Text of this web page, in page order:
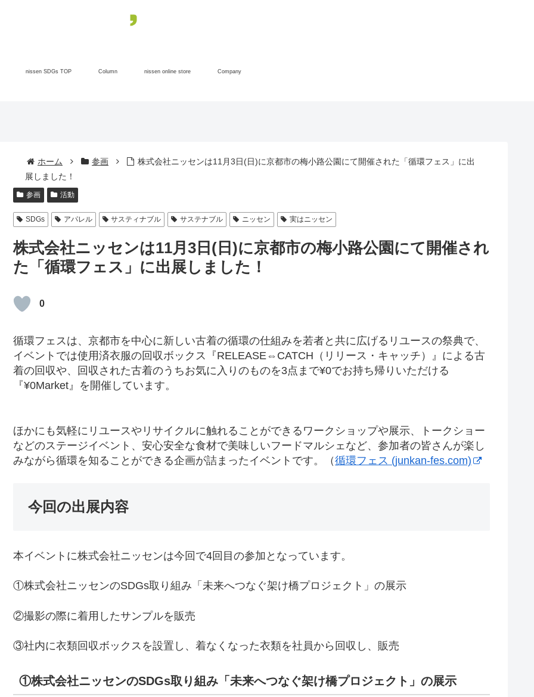
nissen SDGs TOP Column nissen online store Company
ホーム 参画
株式会社ニッセンは11月3日(日)に京都市の梅小路公園にて開催された「循環フェス」に出
展しました！
参画 活動
SDGs アパレル サスティナブル サステナブル ニッセン 実はニッセン
株式会社ニッセンは11月3日(日)に京都市の梅小路公園にて開催され
た「循環フェス」に出展しました！
0
循環フェスは、京都市を中心に新しい古着の循環の仕組みを若者と共に広げるリユースの祭典で、
イベントでは使用済衣服の回収ボックス『RELEASE⇔CATCH（リリース・キャッチ）』による古
着の回収や、回収された古着のうちお気に入りのものを3点まで¥0でお持ち帰りいただける
『¥0Market』を開催しています。
ほかにも気軽にリユースやリサイクルに触れることができるワークショップや展示、トークショー
などのステージイベント、安心安全な食材で美味しいフードマルシェなど、参加者の皆さんが楽し
みながら循環を知ることができる企画が詰まったイベントです。（循環フェス (junkan-fes.com)
今回の出展内容
本イベントに株式会社ニッセンは今回で4回目の参加となっています。
①株式会社ニッセンのSDGs取り組み「未来へつなぐ架け橋プロジェクト」の展示
②撮影の際に着用したサンプルを販売
③社内に衣類回収ボックスを設置し、着なくなった衣類を社員から回収し、販売
①株式会社ニッセンのSDGs取り組み「未来へつなぐ架け橋プロジェクト」の展示